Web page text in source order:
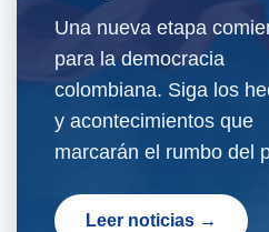
Una nueva etapa
para la democracia
colombiana. Siga los
y acontecimientos que
marcarán el rumbo del
Leer noticias →